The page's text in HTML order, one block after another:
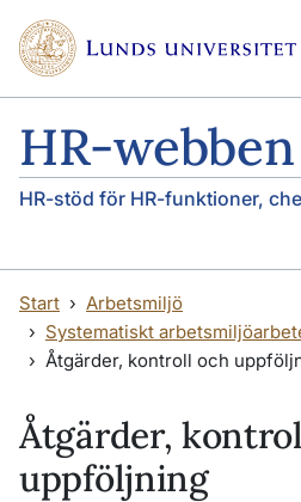
Hoppa till huvudinnehåll
Hoppa till huvudinnehåll
HR-webben
HR-stöd för HR-funktioner,
Start
Arbetsmiljö
Systematiskt
Åtgärder, kontroll och
Åtgärder,
uppföljning